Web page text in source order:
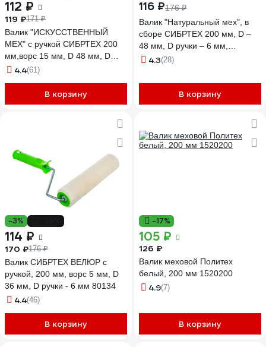
112 ₽
119 ₽171 ₽
Валик "ИСКУССТВЕННЫЙ
МЕХ" с ручкой СИБРТЕХ 200
мм,ворс 15 мм, D 48 мм, D
руч. - 6 мм, полиэстер 80113
4.4(61)
В корзину
116 ₽176 ₽
Валик "Натуральный мех", в
сборе СИБРТЕХ 200 мм, D –
48 мм, D ручки – 6 мм,
крепление шплинтом 80163
4.3(28)
В корзину
-3%
114 ₽
170 ₽176 ₽
Валик СИБРТЕХ ВЕЛЮР с
ручкой, 200 мм, ворс 5 мм, D
36 мм, D ручки - 6 мм 80134
4.4(46)
В корзину
-17%
105 ₽
126 ₽
Валик меховой Политех
белый, 200 мм 1520200
4.9(7)
В корзину